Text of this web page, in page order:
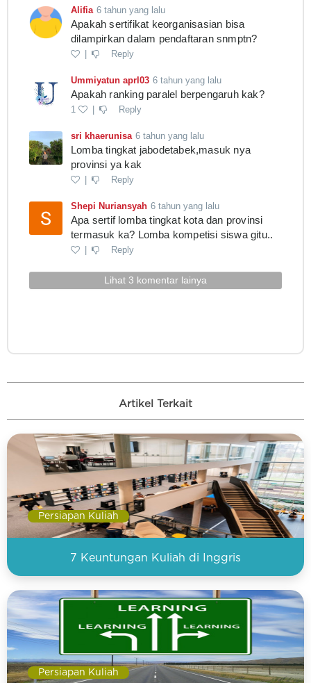
Artikel Terkait
Persiapan Kuliah
7 Keuntungan Kuliah di Inggris
Persiapan Kuliah